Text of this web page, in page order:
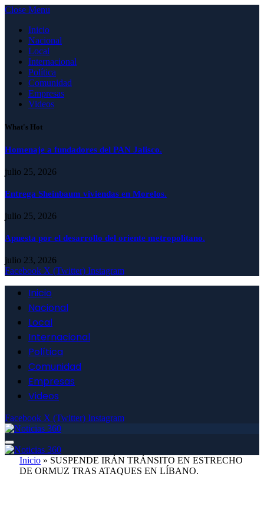
Close Menu
Inicio
Nacional
Local
Internacional
Política
Comunidad
Empresas
Videos
What's Hot
Homenaje a fundadores del PAN Jalisco.
julio 25, 2026
Entrega Sheinbaum viviendas en Morelos.
julio 25, 2026
Apuesta por el desarrollo del oriente metropolitano.
julio 23, 2026
Facebook X (Twitter) Instagram
Inicio
Nacional
Local
Internacional
Política
Comunidad
Empresas
Videos
Facebook X (Twitter) Instagram
Inicio » SUSPENDE IRÁN TRÁNSITO EN ESTRECHO
DE ORMUZ TRAS ATAQUES EN LÍBANO.